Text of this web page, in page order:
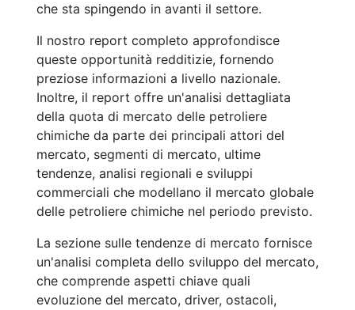
che sta spingendo in avanti il settore.
Il nostro report completo approfondisce
queste opportunità redditizie, fornendo
preziose informazioni a livello nazionale.
Inoltre, il report offre un'analisi dettagliata
della quota di mercato delle petroliere
chimiche da parte dei principali attori del
mercato, segmenti di mercato, ultime
tendenze, analisi regionali e sviluppi
commerciali che modellano il mercato globale
delle petroliere chimiche nel periodo previsto.
La sezione sulle tendenze di mercato fornisce
un'analisi completa dello sviluppo del mercato,
che comprende aspetti chiave quali
evoluzione del mercato, driver, ostacoli,